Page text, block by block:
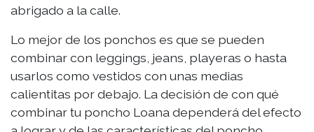
abrigado a la calle.
Lo mejor de los ponchos es que se pueden
combinar con leggings, jeans, playeras o hasta
usarlos como vestidos con unas medias
calientitas por debajo. La decisión de con qué
combinar tu poncho Loana dependerá del efecto